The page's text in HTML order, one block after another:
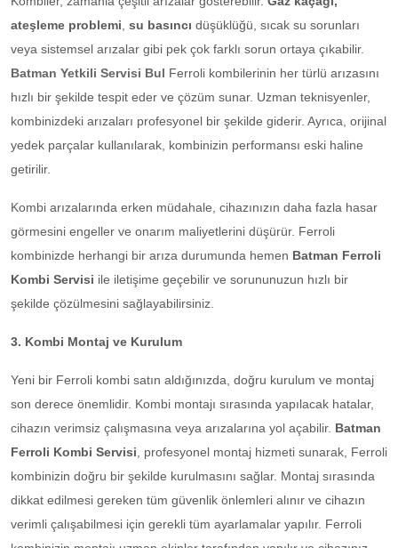
ateşleme problemi su basıncı düşüklüğü, sıcak su sorunları
veya sistemsel arızalar gibi pek çok farklı sorun ortaya çıkabilir.
Batman Yetkili Servisi Bul Ferroli kombilerinin her türlü arızasını
hızlı bir şekilde tespit eder ve çözüm sunar. Uzman teknisyenler,
kombinizdeki arızaları profesyonel bir şekilde giderir. Ayrıca, orijinal
yedek parçalar kullanılarak, kombinizin performansı eski haline
getirilir.
Kombi arızalarında erken müdahale, cihazınızın daha fazla hasar
görmesini engeller ve onarım maliyetlerini düşürür. Ferroli
kombinizde herhangi bir arıza durumunda hemen Batman Ferroli
Kombi Servisi ile iletişime geçebilir ve sorununuzun hızlı bir
şekilde çözülmesini sağlayabilirsiniz.
3. Kombi Montaj ve Kurulum
Yeni bir Ferroli kombi satın aldığınızda, doğru kurulum ve montaj
son derece önemlidir. Kombi montajı sırasında yapılacak hatalar,
cihazın verimsiz çalışmasına veya arızalarına yol açabilir. Batman
Ferroli Kombi Servisi , profesyonel montaj hizmeti sunarak, Ferroli
kombinizin doğru bir şekilde kurulmasını sağlar. Montaj sırasında
dikkat edilmesi gereken tüm güvenlik önlemleri alınır ve cihazın
verimli çalışabilmesi için gerekli tüm ayarlamalar yapılır. Ferroli